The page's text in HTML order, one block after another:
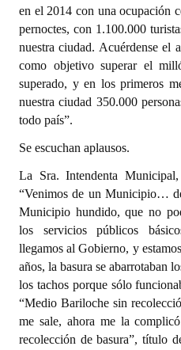
en el 2014 con una ocupación
pernoctes, con 1.100.000
nuestra ciudad. Acuérdense el
como objetivo superar el
superado, y en los primeros
nuestra ciudad 350.000
todo país”.
Se escuchan aplausos.
La Sra. Intendenta
“Venimos de un Municipio…
Municipio hundido, que no
los servicios públicos
llegamos al Gobierno, y
años, la basura se abarrotaban
los tachos porque sólo
“Medio Bariloche sin
me sale, ahora me la
recolección de basura”, título